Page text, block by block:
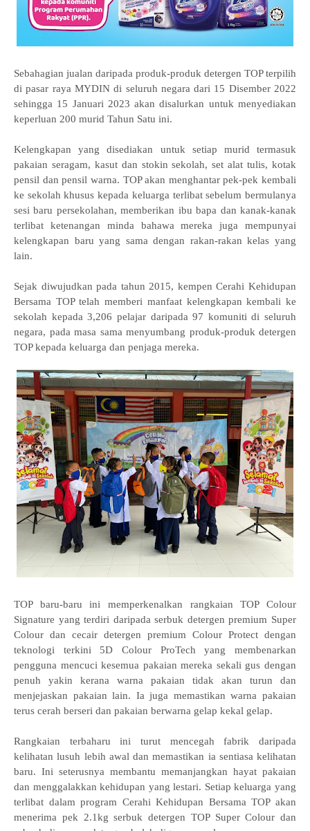
Sebahagian jualan daripada produk-produk detergen TOP terpilih
di pasar raya MYDIN di seluruh negara dari 15 Disember 2022
sehingga 15 Januari 2023 akan disalurkan untuk menyediakan
keperluan 200 murid Tahun Satu ini.
Kelengkapan yang disediakan untuk setiap murid termasuk
pakaian seragam, kasut dan stokin sekolah, set alat tulis, kotak
pensil dan pensil warna. TOP akan menghantar pek-pek kembali
ke sekolah khusus kepada keluarga terlibat sebelum bermulanya
sesi baru persekolahan, memberikan ibu bapa dan kanak-kanak
terlibat ketenangan minda bahawa mereka juga mempunyai
kelengkapan baru yang sama dengan rakan-rakan kelas yang
lain.
Sejak diwujudkan pada tahun 2015, kempen Cerahi Kehidupan
Bersama TOP telah memberi manfaat kelengkapan kembali ke
sekolah kepada 3,206 pelajar daripada 97 komuniti di seluruh
negara, pada masa sama menyumbang produk-produk detergen
TOP kepada keluarga dan penjaga mereka.
TOP baru-baru ini memperkenalkan rangkaian TOP Colour
Signature yang terdiri daripada serbuk detergen premium Super
Colour dan cecair detergen premium Colour Protect dengan
teknologi terkini 5D Colour ProTech yang membenarkan
pengguna mencuci kesemua pakaian mereka sekali gus dengan
penuh yakin kerana warna pakaian tidak akan turun dan
menjejaskan pakaian lain. Ia juga memastikan warna pakaian
terus cerah berseri dan pakaian berwarna gelap kekal gelap.
Rangkaian terbaharu ini turut mencegah fabrik daripada
kelihatan lusuh lebih awal dan memastikan ia sentiasa kelihatan
baru. Ini seterusnya membantu memanjangkan hayat pakaian
dan menggalakkan kehidupan yang lestari. Setiap keluarga yang
terlibat dalam program Cerahi Kehidupan Bersama TOP akan
menerima pek 2.1kg serbuk detergen TOP Super Colour dan